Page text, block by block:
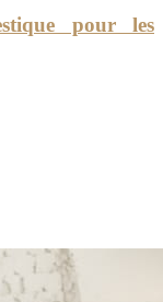
pour les